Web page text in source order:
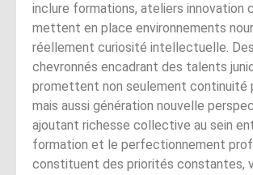
inclure formations, ateliers innovation
mettent en place environnements
réellement curiosité intellectuelle.
chevronnés encadrant des talents
promettent non seulement continuité
mais aussi génération nouvelle
ajoutant richesse collective au sein
formation et le perfectionnement
constituent des priorités constantes,